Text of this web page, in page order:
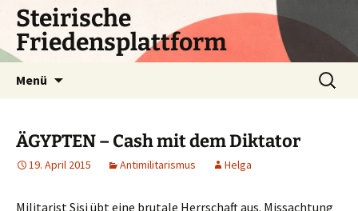
Zum
Inhalt
springen
Steirische
Friedensplattform
Menü
Suchen
nach:
ÄGYPTEN – Cash mit dem Diktator
19. April 2015 Antimilitarismus Helga
Militarist Sisi übt eine brutale Herrschaft aus. Missachtung